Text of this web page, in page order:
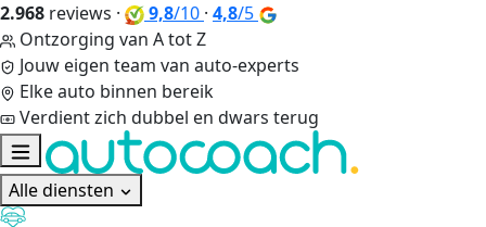
2.968 reviews · 9,8/10 · 4,8/5
Ontzorging van A tot Z
Jouw eigen team van auto-experts
Elke auto binnen bereik
Verdient zich dubbel en dwars terug
Alle diensten